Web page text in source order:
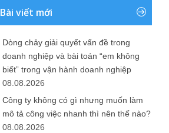
Bài viết mới
Dòng chảy giải quyết vấn đề trong
doanh nghiệp và bài toán “em không
biết” trong vận hành doanh nghiệp
08.08.2026
Công ty không có gì nhưng muốn làm
mô tả công việc nhanh thì nên thế nào?
08.08.2026